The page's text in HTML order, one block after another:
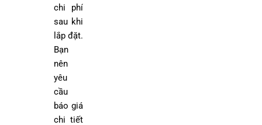
chi phí
sau khi
lắp đặt.
Bạn
nên
yêu
cầu
báo giá
chi tiết